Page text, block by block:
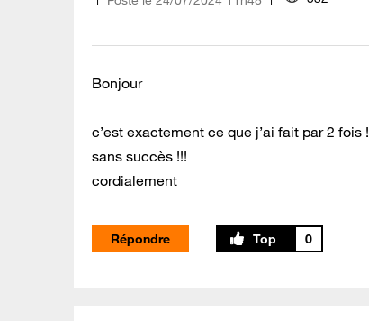
Bonjour
c’est exactement ce que j’ai fait par 2 fois !
sans succès !!!
cordialement
Répondre 0